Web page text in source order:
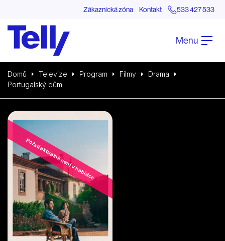
Zákaznická zóna Kontakt 533 427 533
Menu
Domů Televize Program Filmy
Drama
Portugalský dům
Pořad aktuálně není v nabídce